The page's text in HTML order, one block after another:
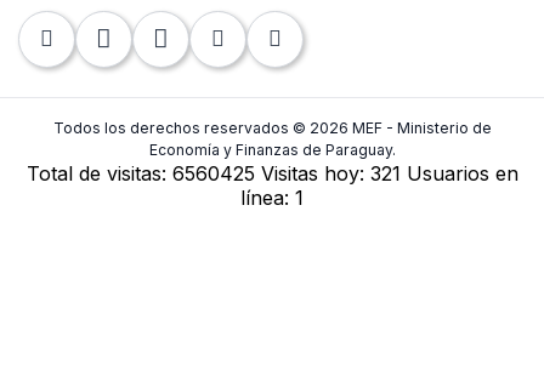
Banco Central del Paraguay
Contraloría General de la República
Chile 252 | 1220. Asunción, Paraguay
Tel: +595-21 440-010
Fax: +595-21 448-283
Contactos
Todos los derechos reservados © 2026 MEF - Ministerio de
Economía y Finanzas de Paraguay.
Total de visitas: 6560425 Visitas hoy: 321 Usuarios en
línea: 1